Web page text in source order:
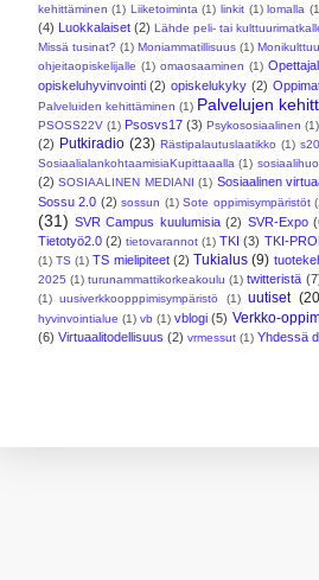
kehittäminen (1) Liiketoiminta (1) linkit (1) lomalla
(4) Luokkalaiset (2) Lähde peli- tai
Missä tusinat? (1) Moniammatillisuus (1)
ohjeitaopiskelijalle (1) omaosaaminen (1)
opiskeluhyvinvointi (2) opiskelukyky (2)
Palveluiden kehittäminen (1) Palvelujen
PSOSS22V (1) Psosvs17 (3) Psykososiaalinen (1)
(2) Putkiradio (23) Rästipalautuslaatikko (1)
SosiaalialankohtaamisiaKupittaaalla (1)
(2) SOSIAALINEN MEDIANI (1) Sosiaalinen
Sossu 2.0 (2) sossun (1) Sote oppimisympäristöt
(31) SVR Campus kuulumisia (2) SVR-Expo
Tietotyö2.0 (2) tietovarannot (1) TKI (3) TKI-
(1) TS (1) TS mielipiteet (2) Tukialus (9)
2025 (1) turunammattikorkeakoulu (1) twitteristä
(1) uusiverkkoopppimisympäristö (1) uutiset
hyvinvointialue (1) vb (1) vblogi (5) Verkko-
(6) Virtuaalitodellisuus (2) vrmessut (1) Yhdessä